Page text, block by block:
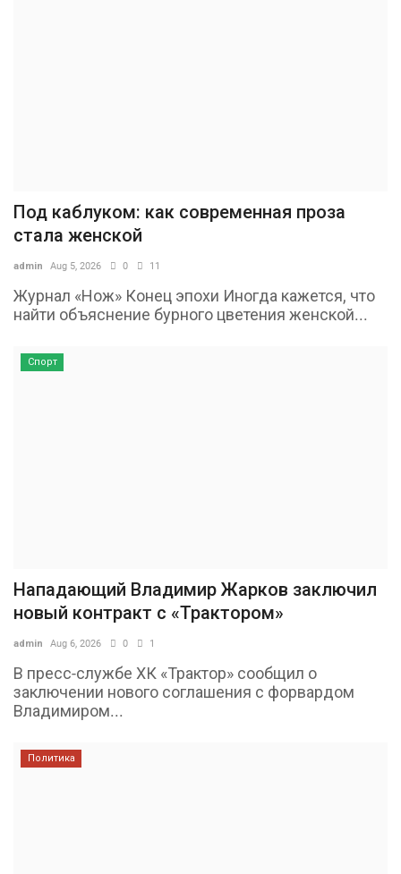
Под каблуком: как современная проза
стала женской
admin Aug 5, 2026 0 11
Журнал «Нож» Конец эпохи Иногда кажется, что
найти объяснение бурного цветения женской...
Спорт
Нападающий Владимир Жарков заключил
новый контракт с «Трактором»
admin Aug 6, 2026 0 1
В пресс-службе ХК «Трактор» сообщил о
заключении нового соглашения с форвардом
Владимиром...
Политика